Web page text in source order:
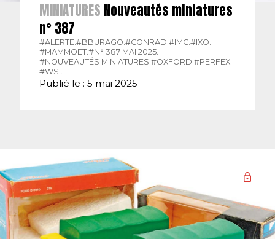
MINIATURES Nouveautés miniatures
n° 387
#ALERTE.#BBURAGO.#CONRAD.#IMC.#IXO.
#MAMMOET.#N° 387 MAI 2025.
#NOUVEAUTÉS MINIATURES.#OXFORD.#PERFEX.
#WSI.
Publié le : 5 mai 2025